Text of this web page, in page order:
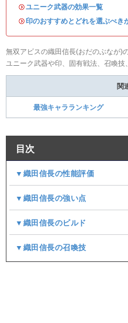
・ユニーク武器の効果一覧
・印のおすすめとどれを選ぶべき
無双アビスの織田信長(おだのぶなが)
ユニーク武器や印、固有戦法、召喚技
関
最強キャラランキング
目次
▼織田信長の性能評価
▼織田信長の強い点
▼織田信長のビルド
▼織田信長の召喚技